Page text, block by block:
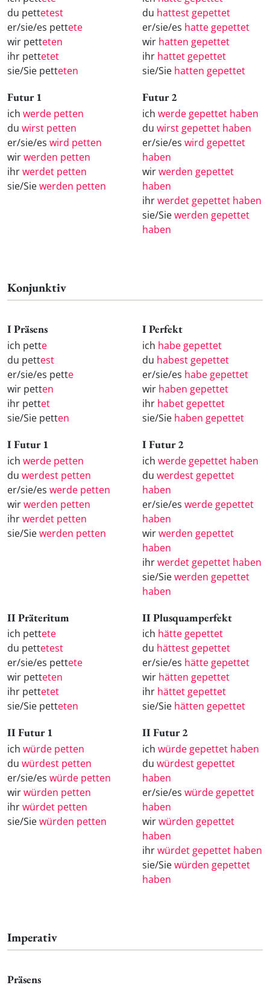
du pettetest
er/sie/es pettete
wir petteten
ihr pettetet
sie/Sie petteten
du hattest gepettet
er/sie/es hatte gepettet
wir hatten gepettet
ihr hattet gepettet
sie/Sie hatten gepettet
Futur 1
ich werde petten
du wirst petten
er/sie/es wird petten
wirwerden petten
ihrwerdet petten
sie/Siewerden petten
Futur 2
ich werde gepettet haben
du wirst gepettet haben
er/sie/es wird gepettet
haben
wirwerden gepettet
haben
ihrwerdet gepettet haben
sie/Siewerden gepettet
haben
Konjunktiv
I Präsens
ich pette
du pettest
er/sie/es pette
wir petten
ihr pettet
sie/Sie petten
I Perfekt
ich habe gepettet
du habest gepettet
er/sie/es habe gepettet
wir haben gepettet
ihr habet gepettet
sie/Sie haben gepettet
I Futur 1
ich werde petten
du werdest petten
er/sie/es werde petten
wirwerden petten
ihrwerdet petten
sie/Siewerden petten
I Futur 2
ich werde gepettet haben
du werdest gepettet
haben
er/sie/es werde gepettet
haben
wirwerden gepettet
haben
ihrwerdet gepettet haben
sie/Siewerden gepettet
haben
II Präteritum
ich pettete
du pettetest
er/sie/es pettete
wir petteten
ihr pettetet
sie/Sie petteten
II Plusquamperfekt
ich hätte gepettet
du hättest gepettet
er/sie/es hätte gepettet
wir hätten gepettet
ihr hättet gepettet
sie/Sie hätten gepettet
II Futur 1
ich würde petten
du würdest petten
er/sie/es würde petten
wirwürden petten
ihrwürdet petten
sie/Siewürden petten
II Futur 2
ich würde gepettet haben
du würdest gepettet
haben
er/sie/es würde gepettet
haben
wirwürden gepettet
haben
ihrwürdet gepettet haben
sie/Siewürden gepettet
haben
Imperativ
Präsens